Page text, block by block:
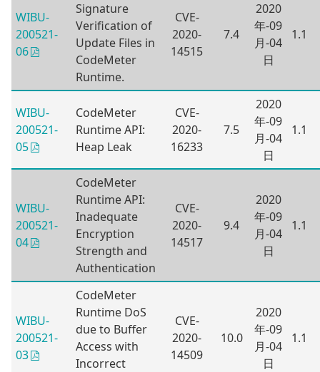
WIBU-
200521-
06
Signature
Verification of
Update Files in
CodeMeter
Runtime.
CVE-
2020-
14515
7.4
2020
年-09
月-04
日
1.1
WIBU-
200521-
05
CodeMeter
Runtime API:
Heap Leak
CVE-
2020-
16233
7.5
2020
年-09
月-04
日
1.1
WIBU-
200521-
04
CodeMeter
Runtime API:
Inadequate
Encryption
Strength and
Authentication
CVE-
2020-
14517
9.4
2020
年-09
月-04
日
1.1
WIBU-
200521-
03
CodeMeter
Runtime DoS
due to Buffer
Access with
Incorrect
CVE-
2020-
14509
10.0
2020
年-09
月-04
日
1.1